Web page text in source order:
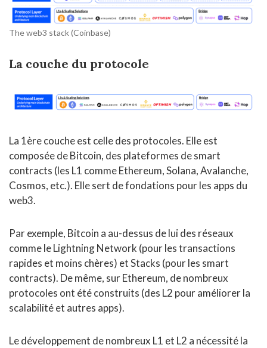
The web3 stack (Coinbase)
La couche du protocole
La 1ère couche est celle des protocoles. Elle est
composée de Bitcoin, des plateformes de smart
contracts (les L1 comme Ethereum, Solana, Avalanche,
Cosmos, etc.). Elle sert de fondations pour les apps du
web3.
Par exemple, Bitcoin a au-dessus de lui des réseaux
comme le Lightning Network (pour les transactions
rapides et moins chères) et Stacks (pour les smart
contracts). De même, sur Ethereum, de nombreux
protocoles ont été construits (des L2 pour améliorer la
scalabilité et autres apps).
Le développement de nombreux L1 et L2 a nécessité la